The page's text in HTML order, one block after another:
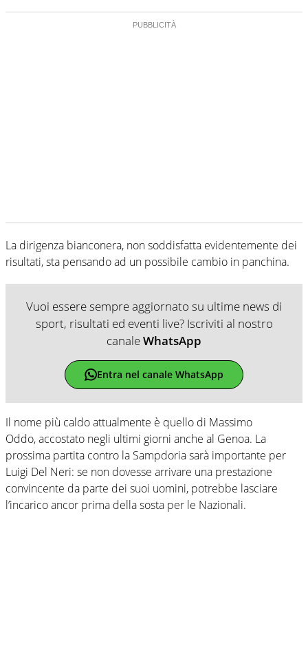
La dirigenza bianconera, non soddisfatta evidentemente dei
risultati, sta pensando ad un possibile cambio in panchina.
Vuoi essere sempre aggiornato su ultime news di
sport, risultati ed eventi live? Iscriviti al nostro
canaleWhatsApp
Entra nel canale WhatsApp
Il nome più caldo attualmente è quello di Massimo
Oddo, accostato negli ultimi giorni anche al Genoa. La
prossima partita contro la Sampdoria sarà importante per
Luigi Del Neri: se non dovesse arrivare una prestazione
convincente da parte dei suoi uomini, potrebbe lasciare
l’incarico ancor prima della sosta per le Nazionali.